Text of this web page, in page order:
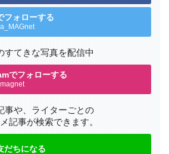
フォローする
すてきな写真を配信中
でフォローする
事や、ライターごとの
記事が検索できます。
だちになる